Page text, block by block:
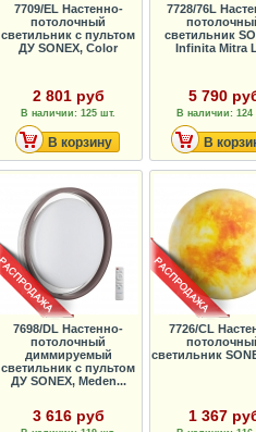
7709/EL Настенно-
потолочный
светильник с пультом
ДУ SONEX, Color
2 801 руб
В наличии: 125 шт.
В корзину
7728/76L
светильник
Infinita Mitra
5 790
В наличии: 124
В
7698/DL Настенно-
потолочный
диммируемый
светильник с пультом
ДУ SONEX, Meden...
3 616 руб
7726/CL
светильник
1 367